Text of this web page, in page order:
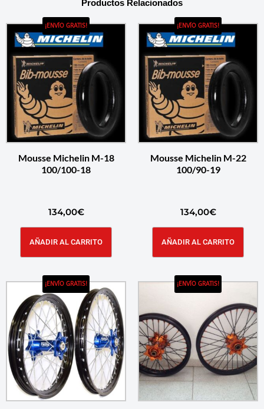
Productos Relacionados
¡ENVÍO GRATIS!
Mousse Michelin M-18
100/100-18
134,00€
AÑADIR AL CARRITO
¡ENVÍO GRATIS!
Mousse Michelin M-22
100/90-19
134,00€
AÑADIR AL CARRITO
¡ENVÍO GRATIS! ¡ENVÍO GRATIS!